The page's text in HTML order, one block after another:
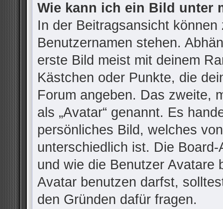
Wie kann ich ein Bild unter
In der Beitragsansicht
Benutzernamen stehen.
erste Bild meist mit deinem
Kästchen oder Punkte, die
Forum angeben. Das zweite,
als „Avatar“ genannt. Es
persönliches Bild, welches
unterschiedlich ist. Die
und wie die Benutzer Avatare
Avatar benutzen darfst,
den Gründen dafür fragen.